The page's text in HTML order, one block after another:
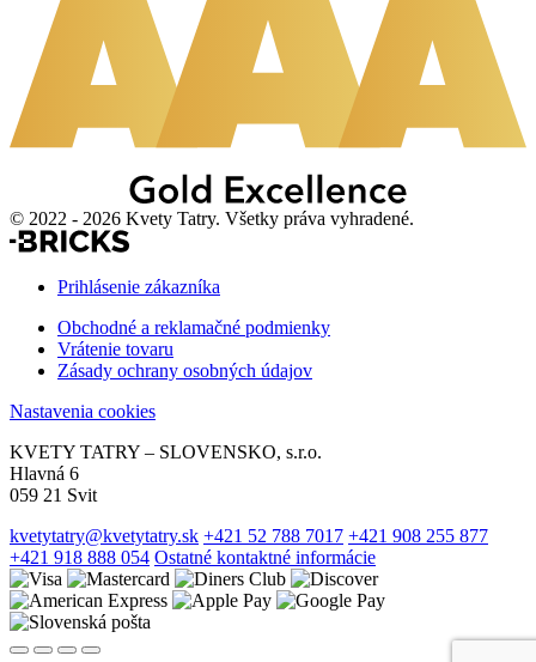
© 2022 - 2026 Kvety Tatry. Všetky práva vyhradené.
Prihlásenie zákazníka
Obchodné a reklamačné podmienky
Vrátenie tovaru
Zásady ochrany osobných údajov
Nastavenia cookies
KVETY TATRY – SLOVENSKO, s.r.o.
Hlavná 6
059 21 Svit
kvetytatry@kvetytatry.sk +421 52 788 7017 +421 908 255 877
+421 918 888 054 Ostatné kontaktné informácie